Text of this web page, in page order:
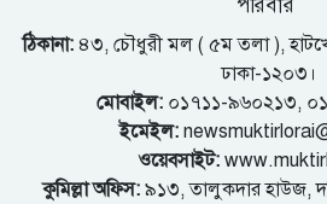
পরিবার
ঠিকানা:৪৩, চৌধুরী মল ( ৫ম তলা ),
ঢাকা-১২০৩।
মোবাইল:০১৭১১-৯৬০২১৩,
ইমেইল:
ওয়েবসাইট:
কুমিল্লা অফিস: ৯১৩, তালুকদার হাউজ,